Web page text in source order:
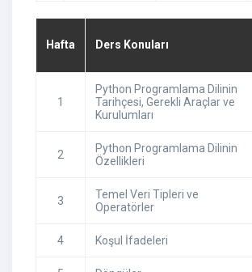
Hafta Ders Konuları
1
Python Programlama Dilinin
Tarihçesi, Gerekli Araçlar ve
Kurulumları
2
Python Programlama Dilinin
Özellikleri
3
Temel Veri Tipleri ve
Operatörler
4 Koşul İfadeleri